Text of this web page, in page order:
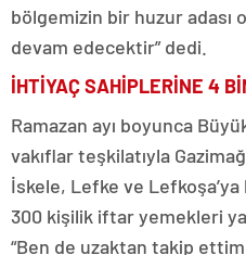
bölgemizin bir huzur adası
devam edecektir” dedi.
İHTİYAÇ SAHİPLERİNE 4
Ramazan ayı boyunca
vakıflar teşkilatıyla
İskele, Lefke ve Lefkoşa’ya
300 kişilik iftar yemekleri
“Ben de uzaktan takip